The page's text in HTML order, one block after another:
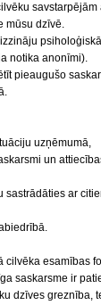
savstarpējām
mūsu dzīvē.
notika anonīmi).
pieaugušo
uzņēmumā,
un
sastrādāties ar
cilvēka esamības
saskarsme ir
dzīves greznība,